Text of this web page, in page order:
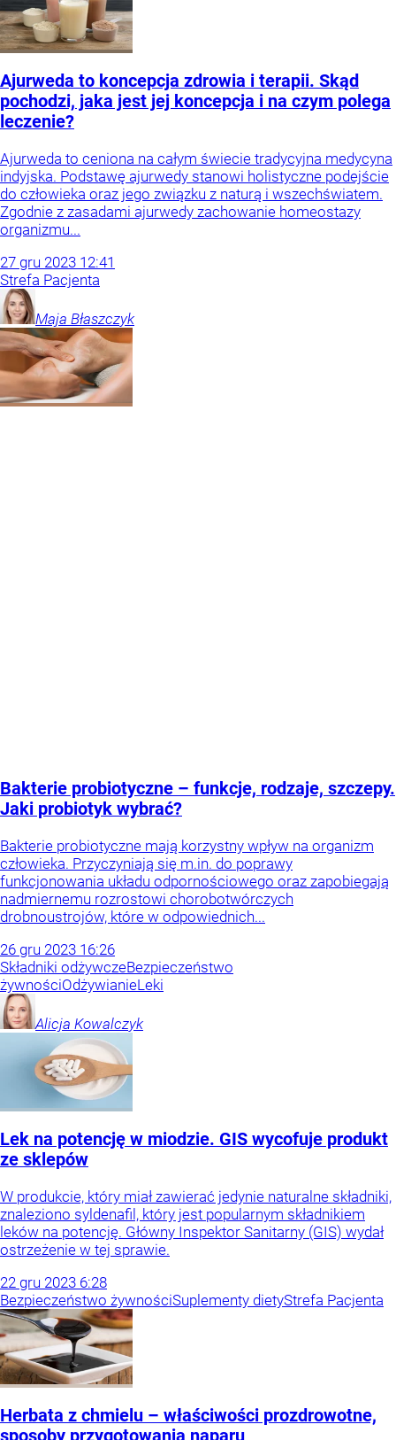
Ajurweda to koncepcja zdrowia i terapii. Skąd
pochodzi, jaka jest jej koncepcja i na czym polega
leczenie?
Ajurweda to ceniona na całym świecie tradycyjna medycyna
indyjska. Podstawę ajurwedy stanowi holistyczne podejście
do człowieka oraz jego związku z naturą i wszechświatem.
Zgodnie z zasadami ajurwedy zachowanie homeostazy
organizmu...
27 gru 2023 12:41
Strefa Pacjenta
Maja Błaszczyk
Bakterie probiotyczne – funkcje, rodzaje, szczepy.
Jaki probiotyk wybrać?
Bakterie probiotyczne mają korzystny wpływ na organizm
człowieka. Przyczyniają się m.in. do poprawy
funkcjonowania układu odpornościowego oraz zapobiegają
nadmiernemu rozrostowi chorobotwórczych
drobnoustrojów, które w odpowiednich...
26 gru 2023 16:26
Składniki odżywczeBezpieczeństwo
żywnościOdżywianieLeki
Alicja Kowalczyk
Lek na potencję w miodzie. GIS wycofuje produkt
ze sklepów
W produkcie, który miał zawierać jedynie naturalne składniki,
znaleziono syldenafil, który jest popularnym składnikiem
leków na potencję. Główny Inspektor Sanitarny (GIS) wydał
ostrzeżenie w tej sprawie.
22 gru 2023 6:28
Bezpieczeństwo żywnościSuplementy dietyStrefa Pacjenta
Herbata z chmielu – właściwości prozdrowotne,
sposoby przygotowania naparu